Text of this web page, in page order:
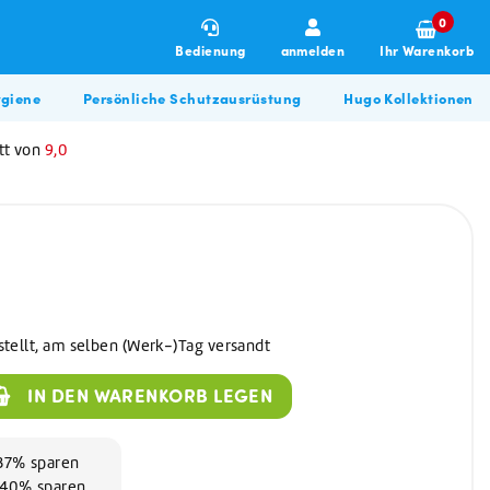
Bedienung anmelden
0
Ihr Warenkorb
Bau & Renovierung
Persönliche Schutzausrüstung Hugo Kollektionen
von 9,0
am selben (Werk-)Tag versandt
IN DEN WARENKORB LEGEN
sparen